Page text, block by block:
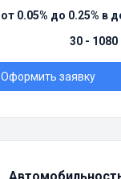
от 0.05% до 0.25% в
30 - 1080
Оформить заявку